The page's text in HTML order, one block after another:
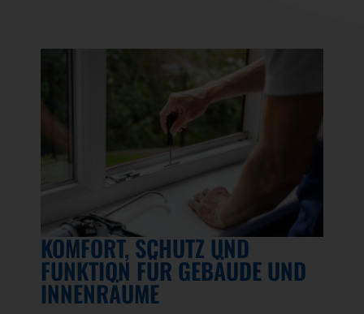
KOMFORT, SCHUTZ UND
FUNKTION FÜR GEBÄUDE UND
INNENRÄUME